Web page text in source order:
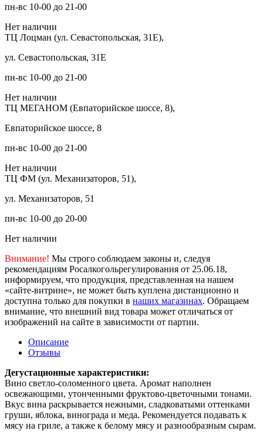
пн-вс 10-00 до 21-00
Нет наличии
ТЦ Лоцман (ул. Севастопольская, 31Е),
ул. Севастопольская, 31Е
пн-вс 10-00 до 21-00
Нет наличии
ТЦ МЕГАНОМ (Евпаторийское шоссе, 8),
Евпаторийское шоссе, 8
пн-вс 10-00 до 21-00
Нет наличии
ТЦ ФМ (ул. Механизаторов, 51),
ул. Механизаторов, 51
пн-вс 10-00 до 20-00
Нет наличии
Внимание! Мы строго соблюдаем законы и, следуя
рекомендациям Росалкогольрегулирования от 25.06.18,
информируем, что продукция, представленная на нашем
«сайте-витрине», не может быть куплена дистанционно и
доступна только для покупки в наших магазинах. Обращаем
внимание, что внешний вид товара может отличаться от
изображений на сайте в зависимости от партии.
Описание
Отзывы
Дегустационные характеристики:
Вино светло-соломенного цвета. Аромат наполнен
освежающими, утонченными фруктово-цветочными тонами.
Вкус вина раскрывается нежными, сладковатыми оттенками
груши, яблока, винограда и меда. Рекомендуется подавать к
мясу на гриле, а также к белому мясу и разнообразным сырам.